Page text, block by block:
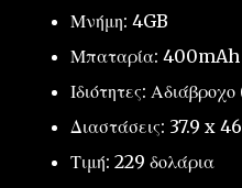
Μνήμη: 4GB
Μπαταρία: 400mAh
Ιδιότητες:
Διαστάσεις: 37.9 x
Τιμή: 229 δολάρια